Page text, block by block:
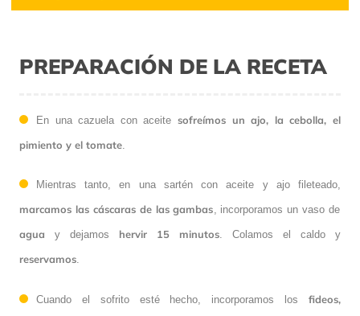
PREPARACIÓN DE LA RECETA
En una cazuela con aceite sofreímos un ajo, la cebolla, el
pimiento y el tomate
Mientras tanto, en una sartén con aceite y ajo fileteado,
marcamos las cáscaras de las gambas , incorporamos un vaso de
agua y dejamos hervir 15 minutos . Colamos el caldo y
reservamos
Cuando el sofrito esté hecho, incorporamos los fideos,